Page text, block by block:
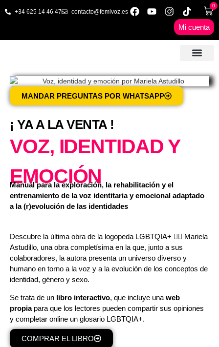
+34 625 14 46 47 contacto@femivoz.es
0
Mi cuenta
MANDAR PREGUNTAS POR WHATSAPP
¡ YA A LA VENTA !
VOZ, IDENTIDAD Y
EMOCIÓN
Manual para la exploración, la rehabilitación y el
entrenamiento de la voz identitaria y emocional adaptado
a la (r)evolución de las identidades
Descubre la última obra de la logopeda LGBTQIA+ 🏳️‍🌈 Mariela
Astudillo, una obra completísima en la que, junto a sus
colaboradores, la autora presenta un universo diverso y
humano en torno a la voz y a la evolución de los conceptos de
identidad, género y sexo.
Se trata de un libro interactivo, que incluye una web
propiapara que los lectores pueden compartir sus opiniones
y completar online un glosario LGBTQIA+.
COMPRAR EL LIBRO